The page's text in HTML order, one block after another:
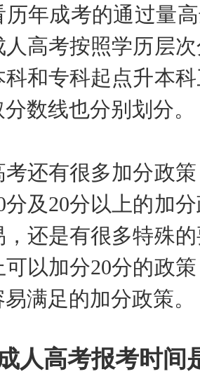
历年成考的通过量
高考按照学历层
科和专科起点升本
数线也分别划分。
考还有很多加分政
分及20分以上的加
，还是有很多特殊
可以加分20分的政
满足的加分政策。
人高考报考时间